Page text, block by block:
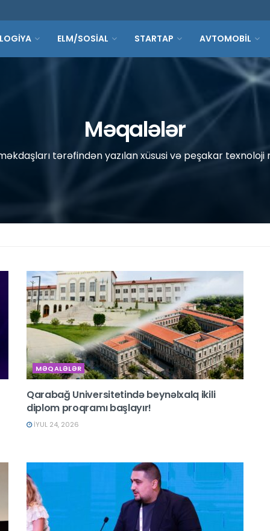
ELM/SOSİAL STARTAP AVTOMOBİL
Məqalələr
tərəfindən yazılan xüsusi və peşakar texnoloji
MƏQALƏLƏR
Qarabağ Universitetində beynəlxalq ikili
diplom proqramı başlayır!
İYUL 24, 2026